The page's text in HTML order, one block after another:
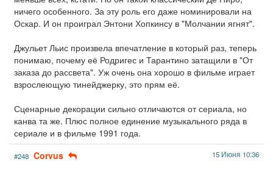
ничего особенного. За эту роль его даже номинировали на
Оскар. И он проиграл Энтони Хопкинсу в "Молчании ягнят".
Джульет Льис произвела впечатление в который раз, теперь
понимаю, почему её Родригес и Тарантино затащили в "От
заказа до рассвета". Уж очень она хорошо в фильме играет
взрослеющую тинейджерку, это прям её.
Сценарные декорации сильно отличаются от сериала, но
канва та же. Плюс полное единение музыкального ряда в
сериале и в фильме 1991 года.
#248 Corvus 15 Июня 10:36